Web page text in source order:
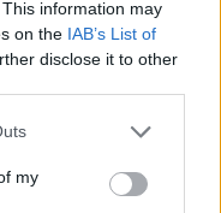
information may
on the IAB’s List of
disclose it to other
one or more Google
You may click to
third-party tags to
my
τρόποή σε
Κανένα
τη δημόσια
δρόμους της
της